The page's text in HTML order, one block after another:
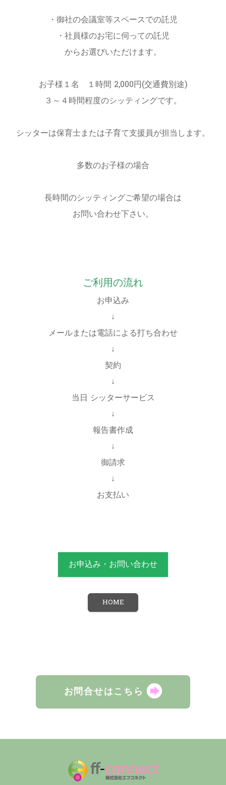
・御社の会議室等スペースでの託児
・社員様のお宅に伺っての託児
からお選びいただけます。
お子様１名 １時間 2,000円(交通費別途)
３～４時間程度のシッティングです。
シッターは保育士または子育て支援員が担当します。
多数のお子様の場合
長時間のシッティングご希望の場合は
お問い合わせ下さい。
ご利用の流れ
お申込み
↓
メールまたは電話による打ち合わせ
↓
契約
↓
当日 シッターサービス
↓
報告書作成
↓
御請求
↓
お支払い
お申込み・お問い合わせ
HOME
お問合せはこちら